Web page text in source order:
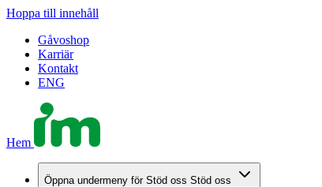
Hoppa till innehåll
Gåvoshop
Karriär
Kontakt
ENG
Hem
Öppna undermeny för Stöd oss Stöd oss